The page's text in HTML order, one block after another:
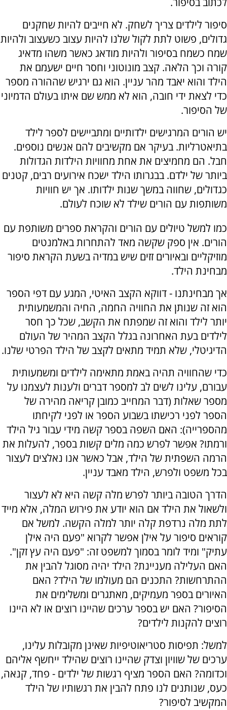
סיפור לילדים צריך לשחק. לא חייבים להיות שחקנים
גדולים, פשוט לתת לקול שלנו להיות עצוב כשעצוב ולהיות
שמח כשמח בסיפור ולהיות מודאג כאשר משהו מדאיג
קורה וכך הלאה. קצב מונוטוני וחסר חיים ישעמם את
הילד והוא יאבד מהר עניין. הוא גם ירגיש שההורה מספר
כדי לצאת ידי חובה, הוא לא ממש שם איתו בעולם הדמיוני
של הסיפור.
יש הורים המרגישים ילדותיים ומתביישים לספר לילד
בתיאטרליות. בעיקר אם מקשיבים להם אנשים נוספים.
חבל. הם מחמיצים את אחת מחוויות הילדות הגדולות
ביותר של ילדם. בבגרותו הילד ישכח אירועים רבים, קטנים
כגדולים, שחווה במשך שנות ילדותו. אך יש חוויות
משותפות עם הורים שילד לא שוכח לעולם.
כמו למשל טיולים עם הורים והקראת ספרים משותפת עם
הורים. אין ספק שקשה מאד להתחרות באלמנטים
מוזיקליים ובאיורים זזים שיש במדיה בשעת הקראת סיפור
מבחינת הילד.
אך מבחינתנו - דווקא הקצב האיטי, המגע עם דפי הספר
הוא זה שנותן את החוויה החמה, החיה והמשמעותית
יותר לילד והוא זה שמפתח את הקשב, שכל כך חסר
לילדים בעת האחרונה בגלל הקצב המהיר של העולם
הדיגיטלי, שלא תמיד מתאים לקצב של הילד הפרטי שלנו.
כדי שהחוויה תהיה באמת מתאימה לילדים ומשמעותית
עבורם, עלינו לשים לב למספר דברים ולענות לעצמנו על
מספר שאלות (דבר המחייב כמובן קריאה מהירה של
הספר לפני רכישתו בשבוע הספר או לפני לקיחתו
מהספרייה): האם השפה בספר קשה מידי עבור גיל הילד
ורמתו? אפשר לפרש כמה מלים קשות בספר, להעלות את
הרמה השפתית של הילד, אבל כאשר אנו נאלצים לעצור
בכל משפט ולפרש, הילד מאבד עניין.
הדרך הטובה ביותר לפרש מלה קשה היא לא לעצור
ולשאול את הילד אם הוא יודע את פירוש המלה, אלא מייד
לתת מלה נרדפת קלה יותר למלה הקשה. למשל אם
קוראים סיפור על אילן אפשר לקרוא "פעם היה אילן
עתיק" ומיד לומר בסמוך למשפט זה: "פעם היה עץ זקן".
האם העלילה מעניינת? הילד יהיה מסוגל להבין את
ההתרחשות? התכנים הם מעולמו של הילד? האם
האיורים בספר מעמיקים, מאתגרים ומשלימים את
הסיפור? האם יש בספר ערכים שהיינו רוצים או לא היינו
רוצים להקנות לילדים?
למשל: תפיסות סטריאוטיפיות שאינן מקובלות עלינו,
ערכים של שוויון וצדק שהיינו רוצים שהילד ייחשף אליהם
וכדומה? האם הספר מציף רגשות של ילדים - פחד, קנאה,
כעס, שנותנים לנו פתח להבין את רגשותיו של הילד
המקשיב לסיפור?